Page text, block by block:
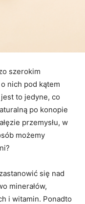
szerokim
nich pod kątem
to jedyne, co
po konopie
przemysłu, w
możemy
się nad
minerałów,
i witamin. Ponadto